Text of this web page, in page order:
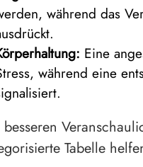
während das
Eine
während eine
besseren
Tabelle